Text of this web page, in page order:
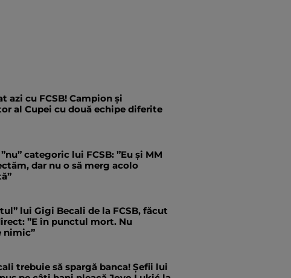
azi cu FCSB! Campion și
al Cupei cu două echipe diferite
categoric lui FCSB: ”Eu și MM
dar nu o să merg acolo
lui Gigi Becali de la FCSB, făcut
”E în punctul mort. Nu
nimic”
trebuie să spargă banca! Șefii lui